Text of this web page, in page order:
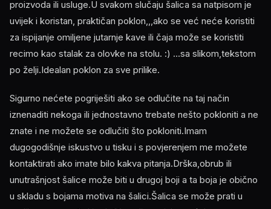
proizvoda ili usluge.U svakom slučaju šalica sa natpisom je
uvijek i koristan, praktičan poklon,,,ako se već neće koristiti
za ispijanje omiljene jutarnje kave ili čaja može se koristiti
recimo kao stalak za olovke na stolu. :) ...sa slikom,tekstom
po želji.Idealan poklon za sve prilike.
Sigurno nećete pogriješiti ako se odlučite na taj način
iznenaditi nekoga ili jednostavno trebate nešto pokloniti a ne
znate i ne možete se odlučiti što pokloniti.Imam
dugogodišnje iskustvo u tisku i s povjerenjem me možete
kontaktirati ako imate bilo kakva pitanja.Drška,obrub ili
unutrašnjost šalice može biti u drugoj boji a ta boja je obično
u skladu s bojama motiva na šalici.Šalica se može prati u